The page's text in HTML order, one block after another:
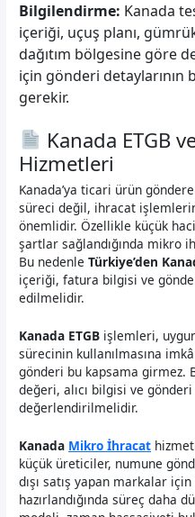
Bilgilendirme: Kanada
içeriği, uçuş planı,
dağıtım bölgesine göre
için gönderi
gerekir.
Kanada ETGB
Hizmetleri
Kanada’ya ticari ürün
süreci değil, ihracat
önemlidir. Özellikle küçük
şartlar sağlandığında mikro
Bu nedenleTürkiye’den
içeriği, fatura bilgisi ve
edilmelidir.
Kanada ETGB işlemleri,
sürecinin kullanılmasına
gönderi bu kapsama girmez.
değeri, alıcı bilgisi ve
değerlendirilmelidir.
Kanada Mikro İhracat
küçük üreticiler, numune
dışı satış yapan markalar
hazırlandığında süreç daha